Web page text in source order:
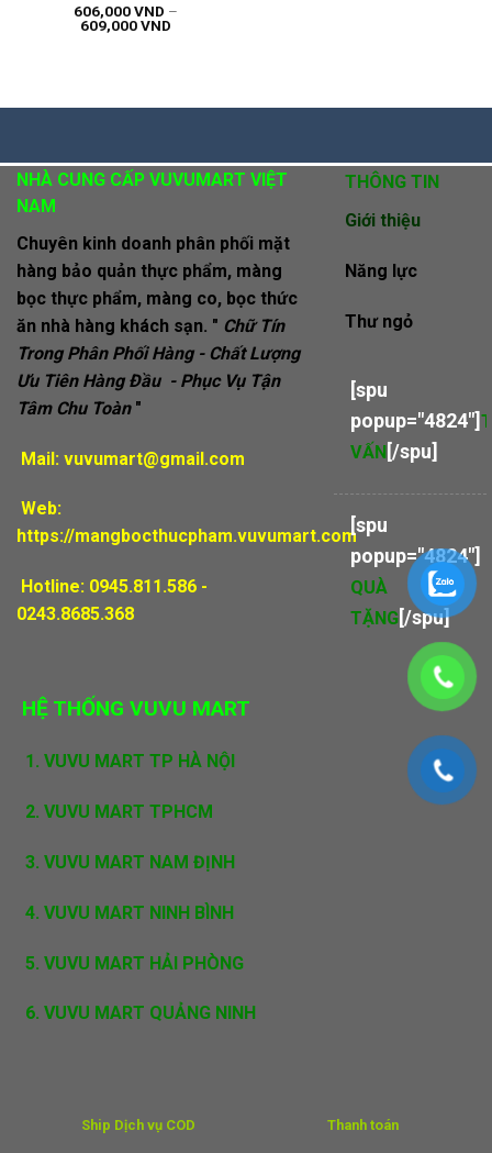
Được xếp
hạng5.005
606,000VND –
609,000VND
NHÀ CUNG CẤP VUVUMART VIỆT
NAM
Chuyên kinh doanh phân phối mặt
hàng bảo quản thực phẩm, màng
bọc thực phẩm, màng co, bọc thức
ăn nhà hàng khách sạn. " Chữ Tín
Trong Phân Phối Hàng - Chất Lượng
Ưu Tiên Hàng Đầu - Phục Vụ Tận
Tâm Chu Toàn"
Mail: vuvumart@gmail.com
Web:
https://mangbocthucpham.vuvumart.com
Hotline: 0945.811.586 -
0243.8685.368
THÔNG TIN
Giới thiệu
Năng lực
Thư ngỏ
[spu
popup="4824"]
VẤN[/spu]
[spu
popup="4824"]
QUÀ
TẶNG[/spu]
HỆ THỐNG VUVU MART
1. VUVU MART TP HÀ NỘI
2. VUVU MART TPHCM
3. VUVU MART NAM ĐỊNH
4. VUVU MART NINH BÌNH
5. VUVU MART HẢI PHÒNG
6. VUVU MART QUẢNG NINH
Ship Dịch vụ COD Thanh toán